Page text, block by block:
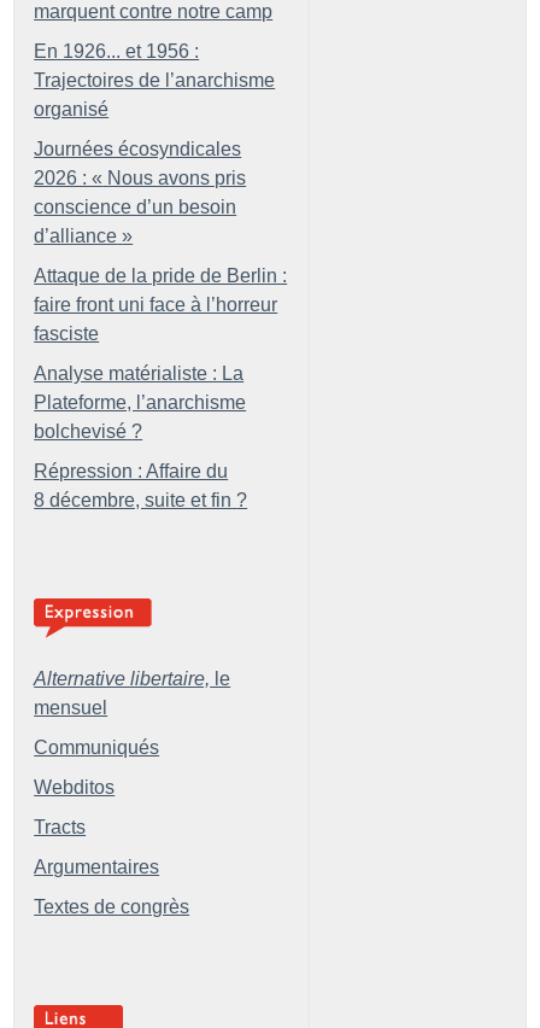
marquent contre notre camp
En 1926... et 1956 :
Trajectoires de l’anarchisme
organisé
Journées écosyndicales
2026 : « Nous avons pris
conscience d’un besoin
d’alliance »
Attaque de la pride de Berlin :
faire front uni face à l’horreur
fasciste
Analyse matérialiste : La
Plateforme, l’anarchisme
bolchevisé ?
Répression : Affaire du
8 décembre, suite et fin ?
Alternative libertaire, le
mensuel
Communiqués
Webditos
Tracts
Argumentaires
Textes de congrès